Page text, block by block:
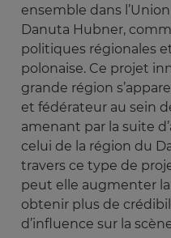
ensemble dans
Danuta Hubner,
politiques régionales
polonaise. Ce projet
grande région
et fédérateur au sein
amenant par la suite
celui de la région du
travers ce type de
peut elle augmenter la
obtenir plus de
d’influence sur la